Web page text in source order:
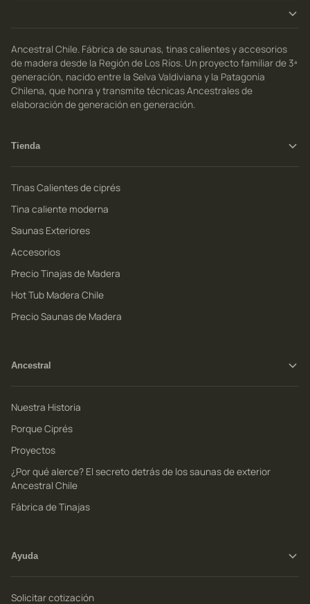
Ancestral Chile. Fábrica de saunas, tinas calientes y accesorios
de madera desde la Región de Los Ríos. Un proyecto familiar de 3ª
generación, nacido entre la Selva Valdiviana y la Patagonia
Chilena, que honra y transmite técnicas Ancestrales de
elaboración de generación en generación.
Tienda
Tinas Calientes de ciprés
Tina caliente moderna
Saunas Exteriores
Accesorios
Precio Tinajas de Madera
Hot Tub Madera Chile
Precio Saunas de Madera
Ancestral
Nuestra Historia
Porque Ciprés
Proyectos
¿Por qué alerce? El secreto detrás de los saunas de exterior
Ancestral Chile
Fábrica de Tinajas
Ayuda
Solicitar cotización